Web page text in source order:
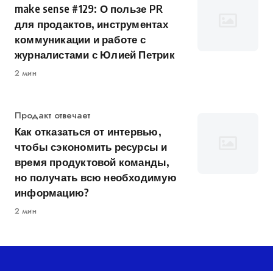
make sense #129: О пользе PR
для продактов, инструментах
коммуникации и работе с
журналистами с Юлией Петрик
2 мин
Категория
Продакт отвечает
Как отказаться от интервью,
чтобы сэкономить ресурсы и
время продуктовой команды,
но получать всю необходимую
информацию?
2 мин